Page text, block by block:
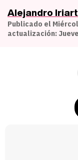
Alejandro
Publicado el
actualización: